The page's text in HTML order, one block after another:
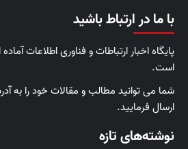
با ما در ارتباط باشید
پایگاه اخبار ارتباطات و فناوری اطلاعات
است.
ارسال فرمایید.
نوشته‌های تازه